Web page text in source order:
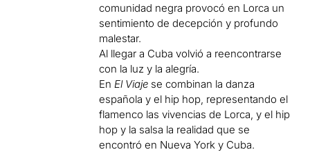
comunidad negra provocó en Lorca un
sentimiento de decepción y profundo
malestar.
Al llegar a Cuba volvió a reencontrarse
con la luz y la alegría.
En El Viaje se combinan la danza
española y el hip hop, representando el
flamenco las vivencias de Lorca, y el hip
hop y la salsa la realidad que se
encontró en Nueva York y Cuba.